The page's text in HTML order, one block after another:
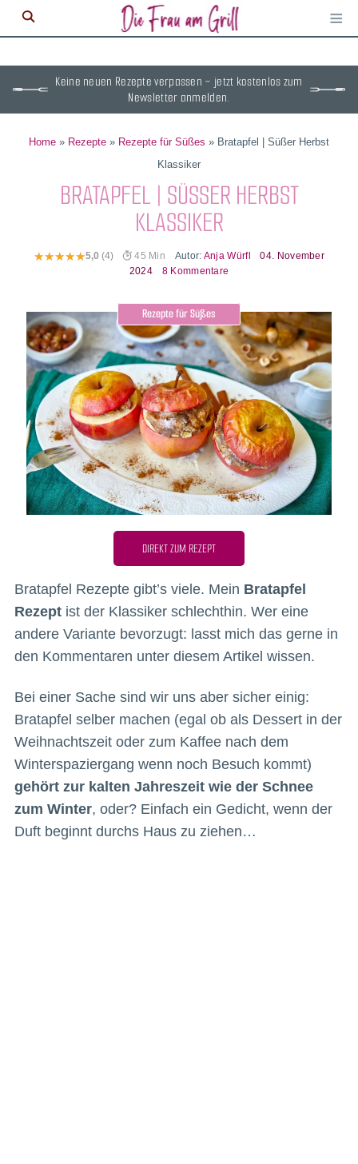
≡
Keine neuen Rezepte verpassen – jetzt kostenlos zum
Newsletter anmelden.
Home » Rezepte » Rezepte für Süßes » Bratapfel | Süßer Herbst
Klassiker
BRATAPFEL | SÜSSER HERBST K
LASSIKER
5,0 (4) 45 Min Autor: Anja Würfl
04. November
2024
8 Kommentare
Rezepte für Süßes
DIREKT ZUM REZEPT
Bratapfel Rezepte gibt’s viele. Mein Bratapfel
Rezeptist der Klassiker schlechthin. Wer eine
andere Variante bevorzugt: lasst mich das gerne in
den Kommentaren unter diesem Artikel wissen.
Bei einer Sache sind wir uns aber sicher einig:
Bratapfel selber machen (egal ob als Dessert in der
Weihnachtszeit oder zum Kaffee nach dem
Winterspaziergang wenn noch Besuch kommt)
gehört zur kalten Jahreszeit wie der Schnee
zum Winter, oder? Einfach ein Gedicht, wenn der
Duft beginnt durchs Haus zu ziehen…